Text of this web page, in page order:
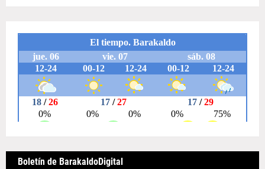
Boletín de BarakaldoDigital